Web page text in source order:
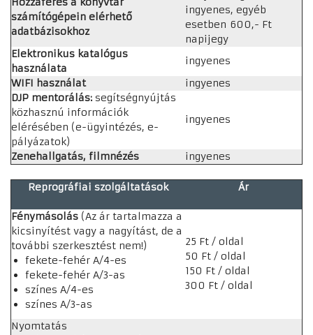
számítógépein elérhető
adatbázisokhoz
ingyenes, egyéb
esetben 600,- Ft
napijegy
Elektronikus katalógus
használata
ingyenes
WIFI használat
ingyenes
DJP mentorálás: segítségnyújtás
közhasznú információk
elérésében (e-ügyintézés, e-
pályázatok)
ingyenes
Zenehallgatás, filmnézés ingyenes
Reprográfiai szolgáltatások Ár
Fénymásolás (Az ár tartalmazza a
kicsinyítést vagy a nagyítást, de a
további szerkesztést nem!)
fekete-fehér A/4-es
fekete-fehér A/3-as
színes A/4-es
színes A/3-as
25 Ft / oldal
50 Ft / oldal
150 Ft / oldal
300 Ft / oldal
Nyomtatás